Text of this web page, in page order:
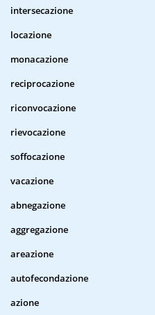
intersecazione
locazione
monacazione
reciprocazione
riconvocazione
rievocazione
soffocazione
vacazione
abnegazione
aggregazione
areazione
autofecondazione
azione